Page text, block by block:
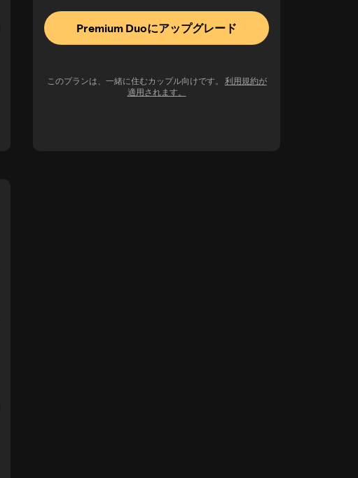
Premium Duoにアップグレード
このプランは、一緒に住むカップル向けです。 利用規約が
適用されます。